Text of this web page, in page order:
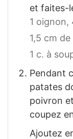
et faites-
1 oignon,
1,5 cm
1 c. à
Pendant
patates
poivron
coupez
Ajoutez